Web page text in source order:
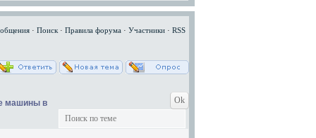
· Поиск · Правила форума · Участники · RSS
машины в